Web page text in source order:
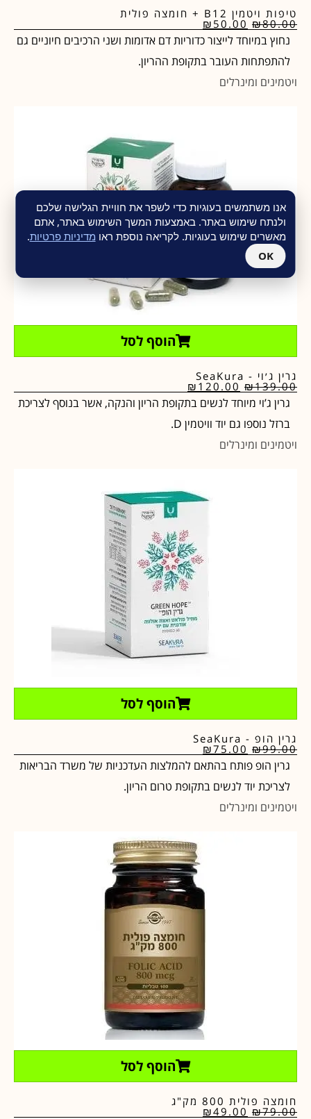
טיפות ויטמין B12 + חומצה פולית
₪80.00
₪ 50.00
נחוץ במיוחד לייצור כדוריות דם אדומות ושני הרכיבים חיוניים גם
להתפתחות העובר בתקופת ההריון.
ויטמינים ומינרלים
הוסף לסל
גרין ג׳וי - SeaKura
₪139.00
₪ 120.00
גרין ג’וי מיוחד לנשים בתקופת הריון והנקה, אשר בנוסף לצריכת
ברזל נוספו גם יוד וויטמין D.
ויטמינים ומינרלים
הוסף לסל
גרין הופ - SeaKura
₪99.00
₪75.00
גרין הופ פותח בהתאם להמלצות העדכניות של משרד הבריאות
לצריכת יוד לנשים בתקופת טרום הריון.
ויטמינים ומינרלים
הוסף לסל
חומצה פולית 800 מק"ג
₪79.00
₪49.00
אנו משתמשים בעוגיות כדי לשפר את חוויית הגלישה שלכם
ולנתח שימוש באתר. באמצעות המשך השימוש באתר, אתם
מאשרים שימוש בעוגיות. לקריאה נוספת ראו מדיניות פרטיות.
OK